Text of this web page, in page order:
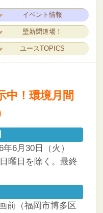
イベント情報
壁新聞道場！
ユースTOPICS
中！環境月間
年6月30日（火）
曜日を除く。最終
前（福岡市博多区